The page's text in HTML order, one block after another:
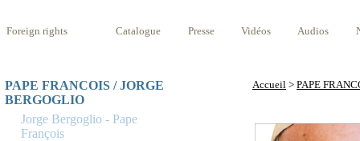
Foreign rights Catalogue Presse Vidéos Audios
PAPE FRANCOIS / JORGE
BERGOGLIO
Jorge Bergoglio - Pape
François
Accueil > PAPE